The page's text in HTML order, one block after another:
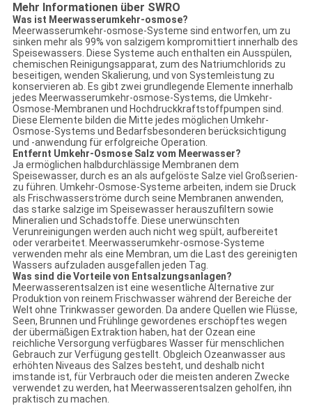
Mehr Informationen über SWRO
Was ist Meerwasserumkehr-osmose?
Meerwasserumkehr-osmose-Systeme sind entworfen, um zu
sinken mehr als 99% von salzigem kompromittiert innerhalb des
Speisewassers. Diese Systeme auch enthalten ein Ausspülen,
chemischen Reinigungsapparat, zum des Natriumchlorids zu
beseitigen, wenden Skalierung, und von Systemleistung zu
konservieren ab. Es gibt zwei grundlegende Elemente innerhalb
jedes Meerwasserumkehr-osmose-Systems, die Umkehr-
Osmose-Membranen und Hochdruckkraftstoffpumpen sind.
Diese Elemente bilden die Mitte jedes möglichen Umkehr-
Osmose-Systems und Bedarfsbesonderen berücksichtigung
und -anwendung für erfolgreiche Operation.
Entfernt Umkehr-Osmose Salz vom Meerwasser?
Ja ermöglichen halbdurchlässige Membranen dem
Speisewasser, durch es an als aufgelöste Salze viel Großserien-
zu führen. Umkehr-Osmose-Systeme arbeiten, indem sie Druck
als Frischwasserströme durch seine Membranen anwenden,
das starke salzige im Speisewasser herauszufiltern sowie
Mineralien und Schadstoffe. Diese unerwünschten
Verunreinigungen werden auch nicht weg spült, aufbereitet
oder verarbeitet. Meerwasserumkehr-osmose-Systeme
verwenden mehr als eine Membran, um die Last des gereinigten
Wassers aufzuladen ausgefallen jeden Tag.
Was sind die Vorteile von Entsalzungsanlagen?
Meerwasserentsalzen ist eine wesentliche Alternative zur
Produktion von reinem Frischwasser während der Bereiche der
Welt ohne Trinkwasser geworden. Da andere Quellen wie Flüsse,
Seen, Brunnen und Frühlinge gewordenes erschöpftes wegen
der übermäßigen Extraktion haben, hat der Ozean eine
reichliche Versorgung verfügbares Wasser für menschlichen
Gebrauch zur Verfügung gestellt. Obgleich Ozeanwasser aus
erhöhten Niveaus des Salzes besteht, und deshalb nicht
imstande ist, für Verbrauch oder die meisten anderen Zwecke
verwendet zu werden, hat Meerwasserentsalzen geholfen, ihn
praktisch zu machen.